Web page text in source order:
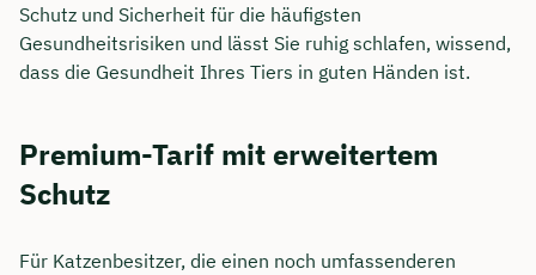
Schutz und Sicherheit für die häufigsten
Gesundheitsrisiken und lässt Sie ruhig schlafen, wissend,
dass die Gesundheit Ihres Tiers in guten Händen ist.
Premium-Tarif mit erweitertem
Schutz
Für Katzenbesitzer, die einen noch umfassenderen